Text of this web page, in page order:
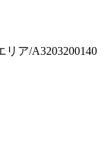
ア/A3203200140